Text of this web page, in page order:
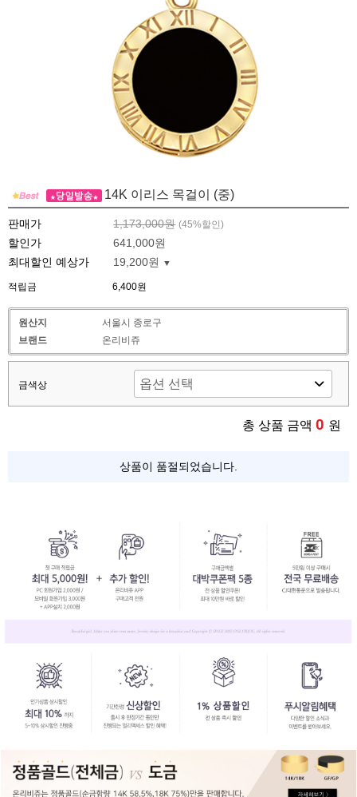
14K 이리스 목걸이 (중)
판매가 1,173,000원 (45%할인)
할인가
641,000원
최대할인 예상가
19,200원
적립금 6,400원
원산지
서울시 종로구
브랜드
온리비쥬
금색상
총 상품 금액 0 원
상품이 품절되었습니다.